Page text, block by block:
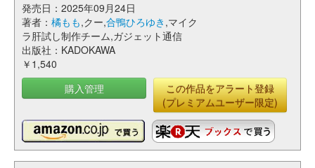
発売日：2025年09月24日
著者： 橘もも,クー,合鴨ひろゆき ,マイク
ラ肝試し制作チーム,ガジェット通信
出版社：KADOKAWA
￥1,540
購入管理
この作品をアラート登録
(プレミアムユーザー限定)